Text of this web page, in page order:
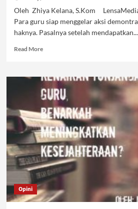
Oleh Zhiya Kelana, S.Kom
Para guru siap menggelar aksi
haknya. Pasalnya setelah mendapatkan...
Read MoreRead
Khilafah
Menjamin
Kesejahteraan
Guru
Opini